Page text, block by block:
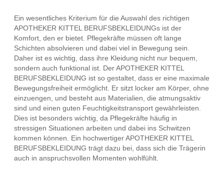
Ein wesentliches Kriterium für die Auswahl des richtigen
APOTHEKER KITTEL BERUFSBEKLEIDUNGs ist der
Komfort, den er bietet. Pflegekräfte müssen oft lange
Schichten absolvieren und dabei viel in Bewegung sein.
Daher ist es wichtig, dass ihre Kleidung nicht nur bequem,
sondern auch funktional ist. Der APOTHEKER KITTEL
BERUFSBEKLEIDUNG ist so gestaltet, dass er eine maximale
Bewegungsfreiheit ermöglicht. Er sitzt locker am Körper, ohne
einzuengen, und besteht aus Materialien, die atmungsaktiv
sind und einen guten Feuchtigkeitstransport gewährleisten.
Dies ist besonders wichtig, da Pflegekräfte häufig in
stressigen Situationen arbeiten und dabei ins Schwitzen
kommen können. Ein hochwertiger APOTHEKER KITTEL
BERUFSBEKLEIDUNG trägt dazu bei, dass sich die Trägerin
auch in anspruchsvollen Momenten wohlfühlt.